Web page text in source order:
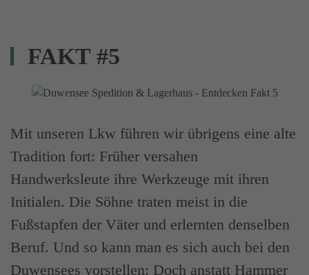
FAKT #5
Mit unseren Lkw führen wir übrigens eine alte
Tradition fort: Früher versahen
Handwerksleute ihre Werkzeuge mit ihren
Initialen. Die Söhne traten meist in die
Fußstapfen der Väter und erlernten denselben
Beruf. Und so kann man es sich auch bei den
Duwensees vorstellen: Doch anstatt Hammer